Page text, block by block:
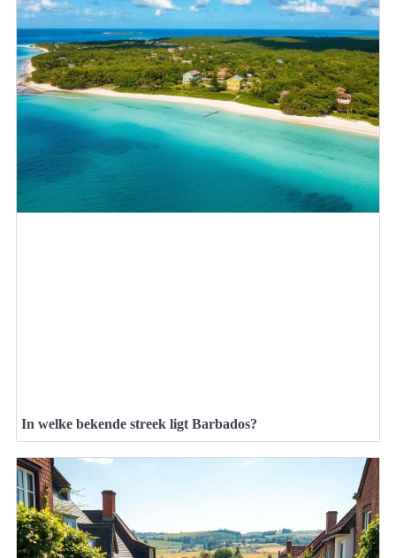
In welke bekende streek ligt Barbados?